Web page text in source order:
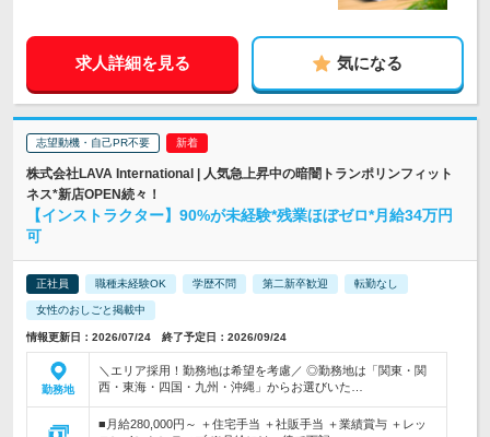
求人詳細を見る 気になる
志望動機・自己PR不要
株式会社LAVA International | 人気急上昇中の暗闇トランポリンフィット
ネス*新店OPEN続々！
【インストラクター】90%が未経験*残業ほぼゼロ*月給34万円
可
正社員 職種未経験OK 学歴不問 第二新卒歓迎 転勤なし
女性のおしごと掲載中
情報更新日：2026/07/24 終了予定日：2026/09/24
勤務地
＼エリア採用！勤務地は希望を考慮／ ◎勤務地は「関東・関
西・東海・四国・九州・沖縄」からお選びいた…
■月給280,000円～ ＋住宅手当 ＋社販手当 ＋業績賞与 ＋レッ